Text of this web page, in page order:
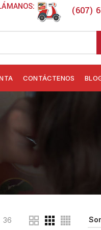
(607)
CONTÁCTENOS
36